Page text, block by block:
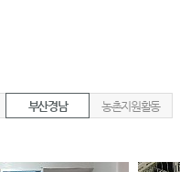
자료실
부산경남 농촌지원활동